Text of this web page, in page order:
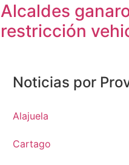
Alcaldes
restricción
Noticias por
Alajuela
Cartago